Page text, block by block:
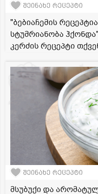
შეინახე რეცეპტი
"ბებიაჩემის
სტუმრიანობა
კერძის რეცეპტი
შეინახე რეცეპტი
მსუბუქი და